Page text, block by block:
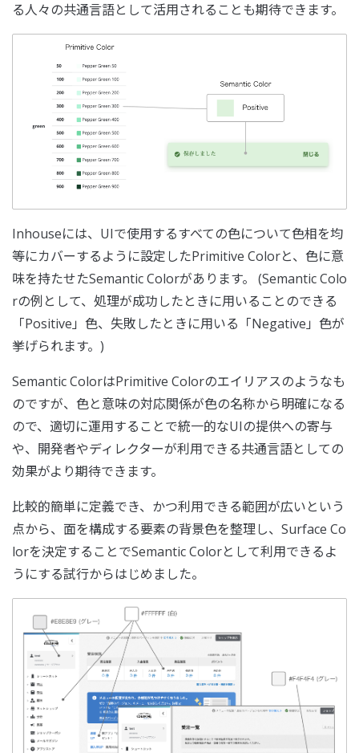
る人々の共通言語として活用されることも期待できます。
Inhouseには、UIで使用するすべての色について色相を均
等にカバーするように設定したPrimitive Colorと、色に意
味を持たせたSemantic Colorがあります。 (Semantic Colo
rの例として、処理が成功したときに用いることのできる
「Positive」色、失敗したときに用いる「Negative」色が
挙げられます。)
Semantic ColorはPrimitive Colorのエイリアスのようなも
のですが、色と意味の対応関係が色の名称から明確になる
ので、適切に運用することで統一的なUIの提供への寄与
や、開発者やディレクターが利用できる共通言語としての
効果がより期待できます。
比較的簡単に定義でき、かつ利用できる範囲が広いという
点から、面を構成する要素の背景色を整理し、Surface Co
lorを決定することでSemantic Colorとして利用できるよ
うにする試行からはじめました。